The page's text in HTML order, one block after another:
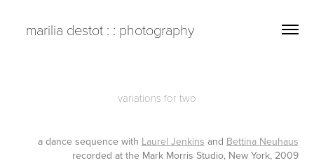
   marilia destot : : photography
variations for two
a dance sequence with Laurel Jenkins and Bettina Neuhaus
recorded at the Mark Morris Studio, New York, 2009